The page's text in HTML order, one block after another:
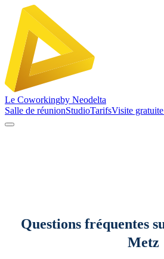
Le Coworkingby Neodelta
Salle de réunionStudioTarifsVisite gratuite
Questions fréquentes
Metz